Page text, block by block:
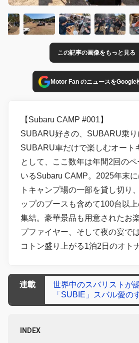
この記事の画像をもっと見る
Motor Fan のニュースをGoogle
【Subaru CAMP #001】
SUBARU好きの、SUBARU乗り
SUBARU車だけで楽しむオート
として、ここ数年は年間2回の
いるSubaru CAMP。2025年末
トキャンプ場の一部を貸し切り
ップのブースも含めて100台以
集結。豪華景品も用意されたお
プファイヤー、そして夜の宴で
コトン盛り上がる1泊2日のオト
連載
世界中のスバリストが
「SUBIE」スバル愛の
INDEX